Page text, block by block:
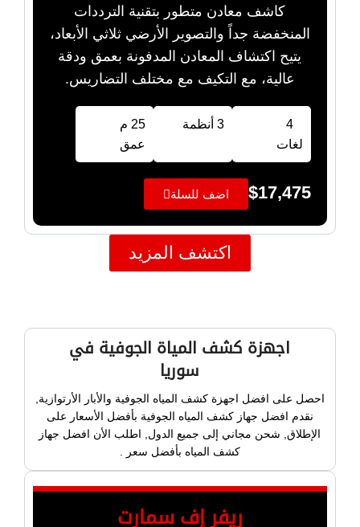
كاشف معادن متطور بتقنية الترددات
المنخفضة جداً والتصوير الأرضي ثلاثي الأبعاد،
يتيح اكتشاف المعادن المدفونة بعمق ودقة
عالية، مع التكيف مع مختلف التضاريس.
4
لغات
3 أنظمة
25 م
عمق
$17,475 اضف للسلة
اكتشف المزيد
اجهزة كشف المياة الجوفية في
سوريا
احصل على افضل اجهزة كشف المياه الجوفية والأبار الأرتوازية,
نقدم افضل جهاز كشف المياه الجوفية بأفضل الأسعار على
الإطلاق, شحن مجاني إلى جميع الدول, اطلب الأن افضل جهاز
كشف المياه بأفضل سعر .
ريفر إف سمارت